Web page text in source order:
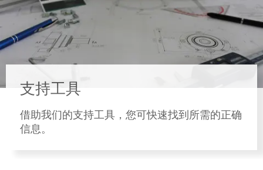
支持工具
借助我们的支持工具，您可快速找到所需的正确
信息。